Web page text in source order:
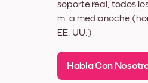
soporte real, todos
m. a medianoche
EE. UU.)
Habla Con